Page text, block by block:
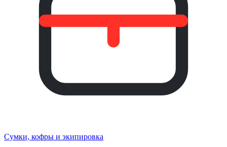
Сумки, кофры и экипировка